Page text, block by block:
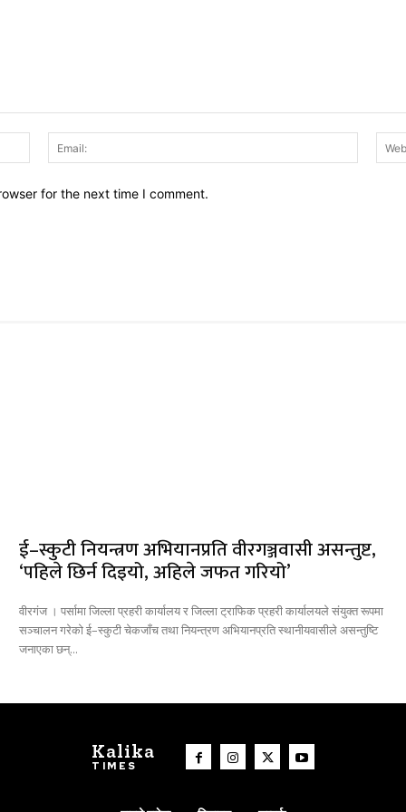
Name:
Email:
for the next time I comment.
ई–स्कुटी नियन्त्रण अभियानप्रति वीरगञ्जवासी असन्तुष्ट,
‘पहिले छिर्न दिइयो, अहिले जफत गरियो’
वीरगंज । पर्सामा जिल्ला प्रहरी कार्यालय र जिल्ला ट्राफिक प्रहरी कार्यालयले संयुक्त रूपमा
सञ्चालन गरेको ई–स्कुटी चेकजाँच तथा नियन्त्रण अभियानप्रति स्थानीयवासीले असन्तुष्टि
जनाएका छन्...
Kalika
TIMES